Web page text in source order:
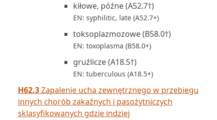
kiłowe, późne (A52.7†)
EN: syphilitic, late (A52.7+)
toksoplazmozowe (B58.0†)
EN: toxoplasma (B58.0+)
gruźlicze (A18.5†)
EN: tuberculous (A18.5+)
H62.3Zapalenie ucha zewnętrznego w przebiegu
innych chorób zakaźnych i pasożytniczych
sklasyfikowanych gdzie indziej